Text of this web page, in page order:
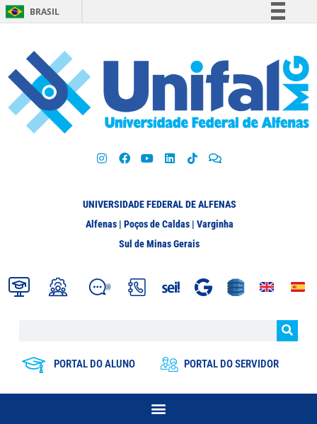
BRASIL
Participe
Acesso à informação
Legislação
UNIVERSIDADE FEDERAL DE ALFENAS
Alfenas | Poços de Caldas | Varginha
Sul de Minas Gerais
PORTAL DO ALUNO PORTAL DO SERVIDOR